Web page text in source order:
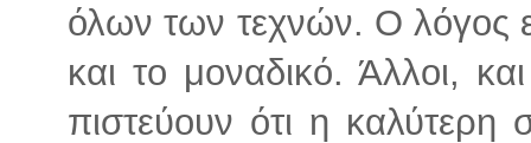
όλων των τεχνών. Ο λόγος
και το μοναδικό. Άλλοι,
πιστεύουν ότι η καλύτερη